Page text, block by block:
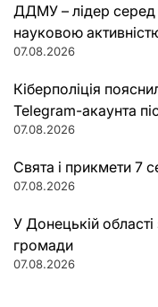
ДДМУ – лідер серед
науковою
07.08.2026
Кіберполіція
Telegram-акаунта
07.08.2026
Свята і прикмети 7
07.08.2026
У Донецькій
громади
07.08.2026